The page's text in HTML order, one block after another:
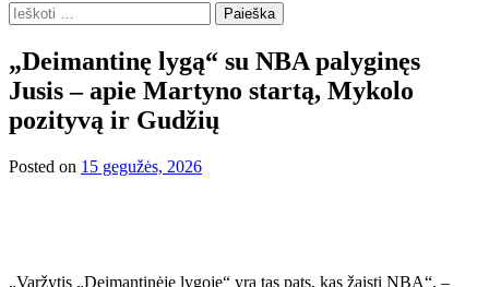
Ieškoti:
„Deimantinę lygą“ su NBA palyginęs
Jusis – apie Martyno startą, Mykolo
pozityvą ir Gudžių
Posted on 15 gegužės, 2026
„Varžytis „Deimantinėje lygoje“ yra tas pats, kas žaisti NBA“, –